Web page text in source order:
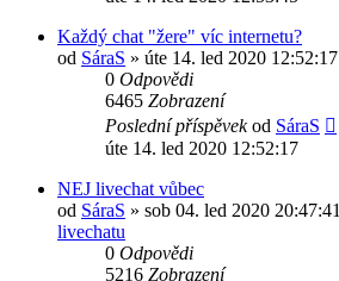
Každý chat "žere" víc internetu?
od SáraS » úte 14. led 2020 12:52:17
0 Odpovědi
6465 Zobrazení
Poslední příspěvekod SáraS
úte 14. led 2020 12:52:17
NEJ livechat vůbec
od SáraS » sob 04. led 2020 20:47:41
livechatu
0 Odpovědi
5216 Zobrazení